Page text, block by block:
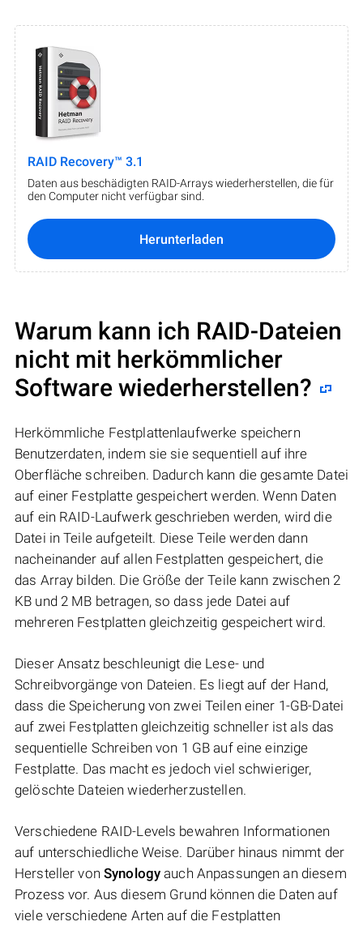
RAID Recovery™ 3.1
Daten aus beschädigten RAID-Arrays wiederherstellen, die für
den Computer nicht verfügbar sind.
Herunterladen
Warum kann ich RAID-Dateien
nicht mit herkömmlicher
Software wiederherstellen?
Herkömmliche Festplattenlaufwerke speichern
Benutzerdaten, indem sie sie sequentiell auf ihre
Oberfläche schreiben. Dadurch kann die gesamte Datei
auf einer Festplatte gespeichert werden. Wenn Daten
auf ein RAID-Laufwerk geschrieben werden, wird die
Datei in Teile aufgeteilt. Diese Teile werden dann
nacheinander auf allen Festplatten gespeichert, die
das Array bilden. Die Größe der Teile kann zwischen 2
KB und 2 MB betragen, so dass jede Datei auf
mehreren Festplatten gleichzeitig gespeichert wird.
Dieser Ansatz beschleunigt die Lese- und
Schreibvorgänge von Dateien. Es liegt auf der Hand,
dass die Speicherung von zwei Teilen einer 1-GB-Datei
auf zwei Festplatten gleichzeitig schneller ist als das
sequentielle Schreiben von 1 GB auf eine einzige
Festplatte. Das macht es jedoch viel schwieriger,
gelöschte Dateien wiederherzustellen.
Verschiedene RAID-Levels bewahren Informationen
auf unterschiedliche Weise. Darüber hinaus nimmt der
Hersteller von Synology auch Anpassungen an diesem
Prozess vor. Aus diesem Grund können die Daten auf
viele verschiedene Arten auf die Festplatten